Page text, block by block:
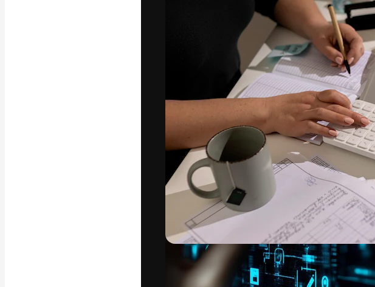
Den kreativa plattformen för att förverkliga
ditt bästa arbete. Mer än 1 miljon
prenumeranter bland kreatörer, företag,
byråer och studior.
Svenska
Copyright © 2010-2026Freepik Company S.L.U.